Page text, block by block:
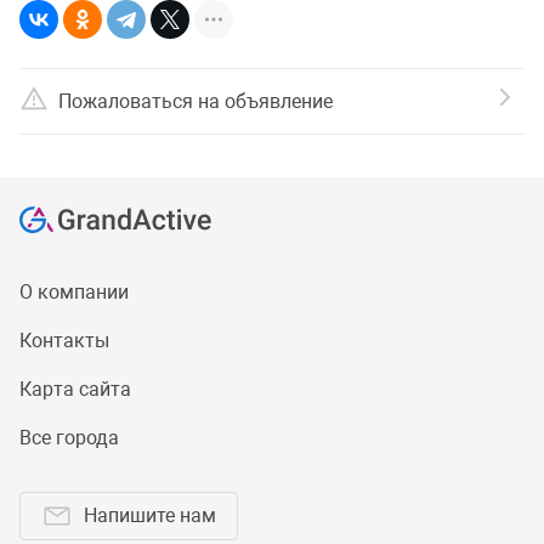
Пожаловаться на объявление
О компании
Контакты
Карта сайта
Все города
Напишите нам